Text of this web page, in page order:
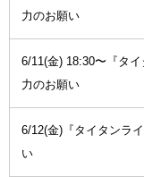
力のお願い
6/11(金) 18:30〜『タ
力のお願い
6/12(金)『タイタンラ
い